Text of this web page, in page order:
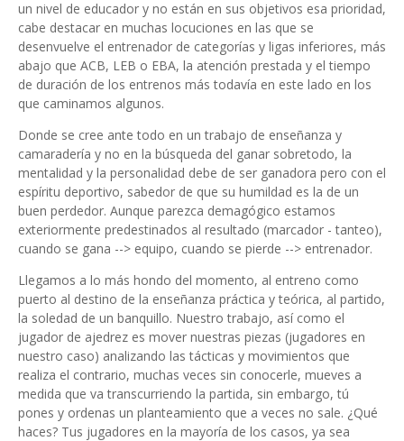
un nivel de educador y no están en sus objetivos esa prioridad,
cabe destacar en muchas locuciones en las que se
desenvuelve el entrenador de categorías y ligas inferiores, más
abajo que ACB, LEB o EBA, la atención prestada y el tiempo
de duración de los entrenos más todavía en este lado en los
que caminamos algunos.
Donde se cree ante todo en un trabajo de enseñanza y
camaradería y no en la búsqueda del ganar sobretodo, la
mentalidad y la personalidad debe de ser ganadora pero con el
espíritu deportivo, sabedor de que su humildad es la de un
buen perdedor. Aunque parezca demagógico estamos
exteriormente predestinados al resultado (marcador - tanteo),
cuando se gana --> equipo, cuando se pierde --> entrenador.
Llegamos a lo más hondo del momento, al entreno como
puerto al destino de la enseñanza práctica y teórica, al partido,
la soledad de un banquillo. Nuestro trabajo, así como el
jugador de ajedrez es mover nuestras piezas (jugadores en
nuestro caso) analizando las tácticas y movimientos que
realiza el contrario, muchas veces sin conocerle, mueves a
medida que va transcurriendo la partida, sin embargo, tú
pones y ordenas un planteamiento que a veces no sale. ¿Qué
haces? Tus jugadores en la mayoría de los casos, ya sea